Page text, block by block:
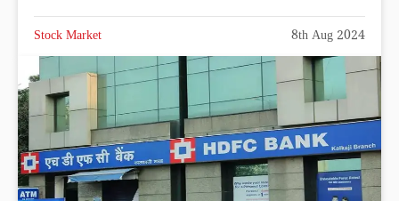
Stock Market 8th Aug 2024